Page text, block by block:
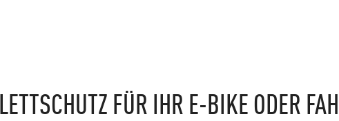
FÜR IHR E-BIKE ODER